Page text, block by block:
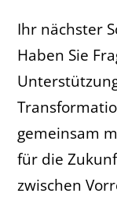
Ihr nächster
Haben Sie
gemeinsam
für die
zwischen